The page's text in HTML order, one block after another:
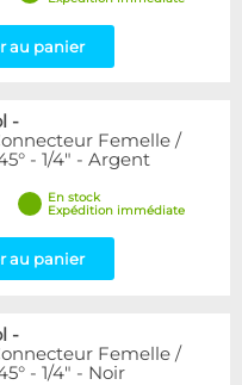
au panier
-
Femelle /
- 1/4" - Argent
En stock
Expédition immédiate
au panier
-
Femelle /
- 1/4" - Noir